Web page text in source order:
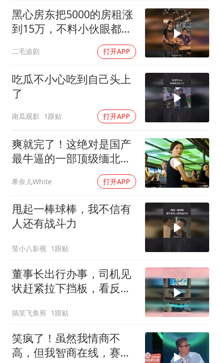
泰国一女公务员妆容引争议 本人回应
奋进开新局 实干挑大梁
黑心房东把5000的房租涨
到15万，不料小伙眼都不
二毛追剧 打开APP
吃瓜不小心吃到自己头上
了
南瓜观影 1跟贴 打开APP
爽就完了！这绝对是国产
最牛逼的一部顶级缅北犯
希奈儿White 打开APP
甩起一棒球棒，我不信有
人还有战斗力
莹小八影视 1跟贴
董事长出行办事，司机见
状赶紧拉下挡板，看反应
搞笑飞鱼剪 1跟贴
笑疯了！虽然我情商不
高，但我智商在线，赛后